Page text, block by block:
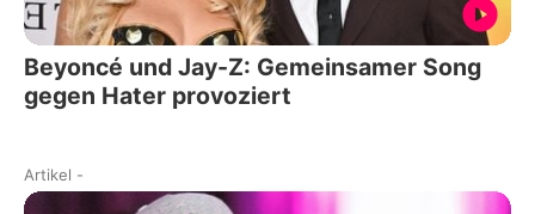
Beyoncé und Jay-Z: Gemeinsamer Song
gegen Hater provoziert
Artikel -